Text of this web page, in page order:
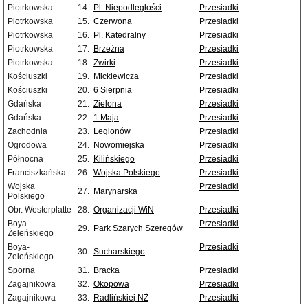
Piotrkowska
14. Pl. Niepodległości
Przesiadki
Piotrkowska
15. Czerwona
Przesiadki
Piotrkowska
16. Pl. Katedralny
Przesiadki
Piotrkowska
17. Brzeźna
Przesiadki
Piotrkowska
18. Żwirki
Przesiadki
Kościuszki
19. Mickiewicza
Przesiadki
Kościuszki
20. 6 Sierpnia
Przesiadki
Gdańska
21. Zielona
Przesiadki
Gdańska
22. 1 Maja
Przesiadki
Zachodnia
23. Legionów
Przesiadki
Ogrodowa
24. Nowomiejska
Przesiadki
Północna
25. Kilińskiego
Przesiadki
Franciszkańska
26. Wojska Polskiego
Przesiadki
Wojska
Polskiego
27. Marynarska Przesiadki
Obr. Westerplatte 28. Organizacji WiN
Przesiadki
Boya-
Żeleńskiego
29. Park Szarych Szeregów Przesiadki
Boya-
Żeleńskiego
30. Sucharskiego Przesiadki
Sporna 31. Bracka
Przesiadki
Zagajnikowa
32. Okopowa
Przesiadki
Zagajnikowa
33. Radlińskiej NŻ
Przesiadki